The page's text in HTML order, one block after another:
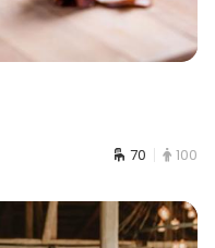
70 100